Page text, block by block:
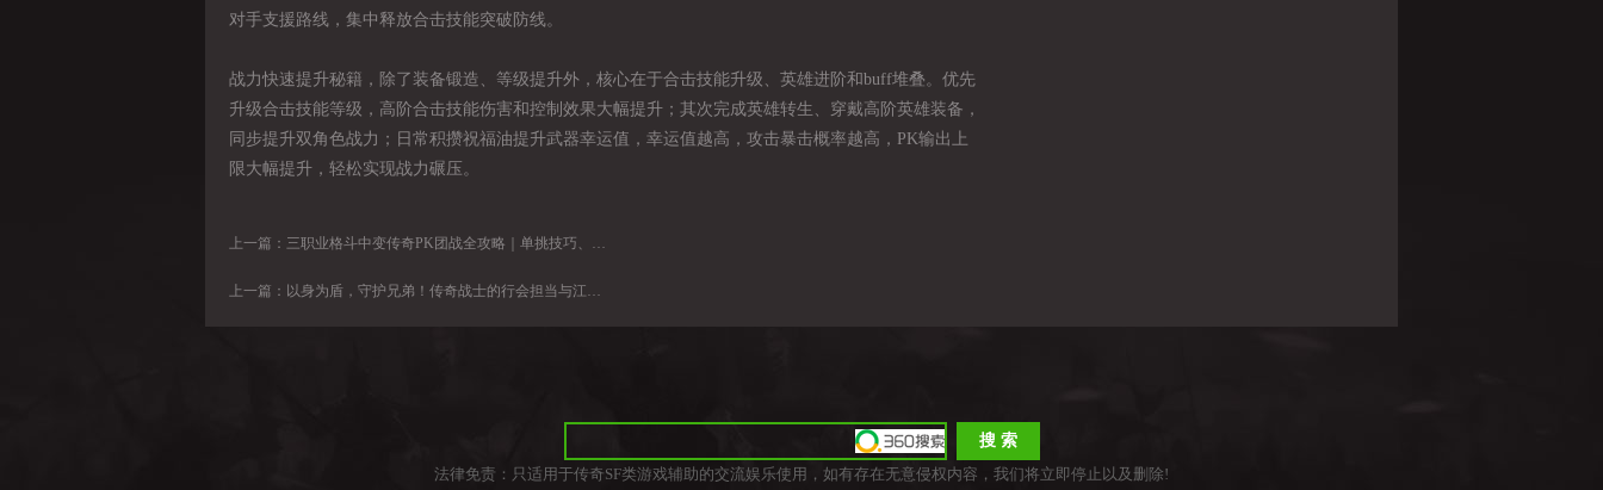
对手支援路线，集中释放合击技能突破防线。
战力快速提升秘籍，除了装备锻造、等级提升外，核心在于合击技能升级、英雄进阶和buff堆叠。优先
升级合击技能等级，高阶合击技能伤害和控制效果大幅提升；其次完成英雄转生、穿戴高阶英雄装备，
同步提升双角色战力；日常积攒祝福油提升武器幸运值，幸运值越高，攻击暴击概率越高，PK输出上
限大幅提升，轻松实现战力碾压。
上一篇： 三职业格斗中变传奇PK团战全攻略｜单挑技巧、职业克制、沙城团战、跨服竞技实战打法
上一篇： 以身为盾，守护兄弟！传奇战士的行会担当与江湖情怀
法律免责：只适用于传奇SF类游戏辅助的交流娱乐使用，如有存在无意侵权内容，我们将立即停止以及删除!